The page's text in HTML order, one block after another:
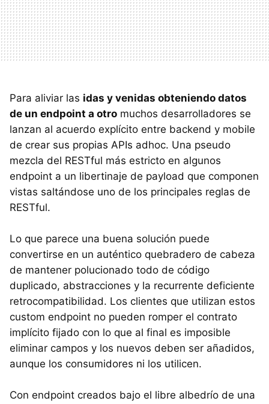
Para aliviar las idas y venidas obteniendo datos
de un endpoint a otro muchos desarrolladores se
lanzan al acuerdo explícito entre backend y mobile
de crear sus propias APIs adhoc. Una pseudo
mezcla del RESTful más estricto en algunos
endpoint a un libertinaje de payload que componen
vistas saltándose uno de los principales reglas de
RESTful.
Lo que parece una buena solución puede
convertirse en un auténtico quebradero de cabeza
de mantener polucionado todo de código
duplicado, abstracciones y la recurrente deficiente
retrocompatibilidad. Los clientes que utilizan estos
custom endpoint no pueden romper el contrato
implícito fijado con lo que al final es imposible
eliminar campos y los nuevos deben ser añadidos,
aunque los consumidores ni los utilicen.
Con endpoint creados bajo el libre albedrío de una